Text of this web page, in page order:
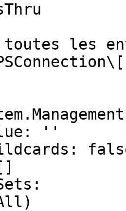
toutes les
''